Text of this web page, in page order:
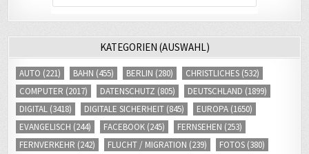
KATEGORIEN (AUSWAHL)
AUTO (221) BAHN (455) BERLIN (280) CHRISTLICHES (532)
COMPUTER (2017) DATENSCHUTZ (805) DEUTSCHLAND (1899)
DIGITAL (3418) DIGITALE SICHERHEIT (845) EUROPA (1650)
EVANGELISCH (244) FACEBOOK (245) FERNSEHEN (253)
FERNVERKEHR (242) FLUCHT / MIGRATION (239) FOTOS (380)